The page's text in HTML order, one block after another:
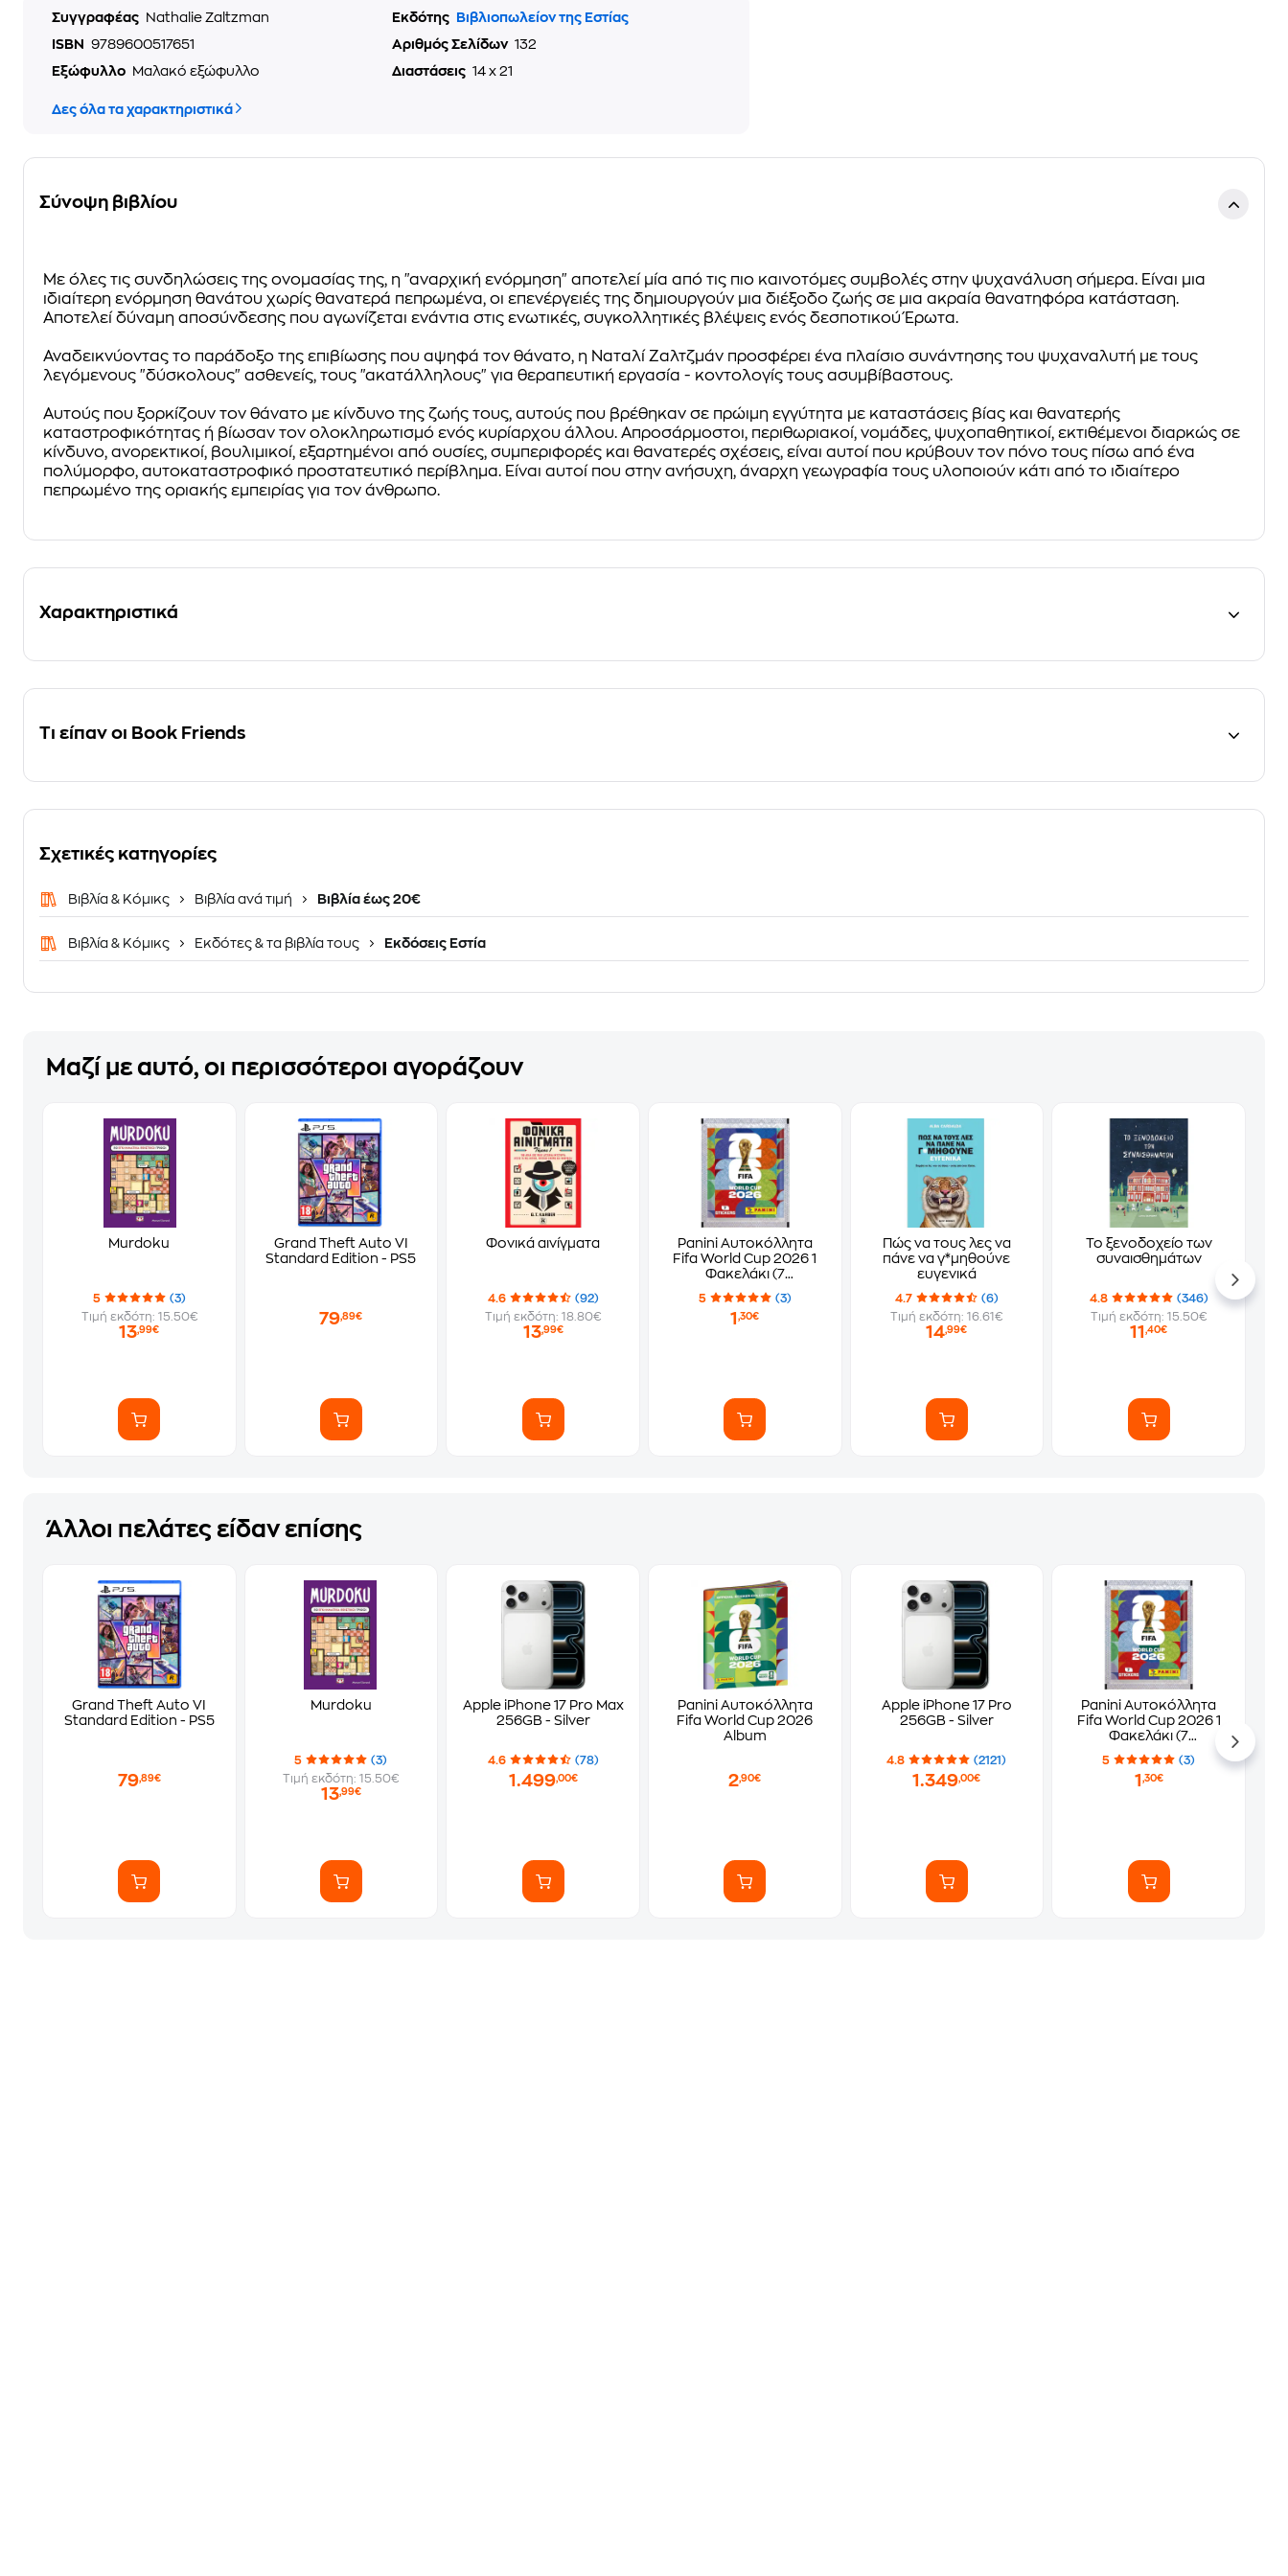
Συγγραφέας Nathalie Zaltzman Εκδότης
Βιβλιοπωλείον της Εστίας
ISBN
9789600517651 Αριθμός Σελίδων 132
Εξώφυλλο
Μαλακό εξώφυλλο Διαστάσεις 14 x 21
Δες όλα τα χαρακτηριστικά
Σύνοψη βιβλίου
Με όλες τις συνδηλώσεις της ονομασίας της, η "αναρχική ενόρμηση" αποτελεί μία από τις πιο καινοτόμες συμβολές στην ψυχανάλυση σήμερα. Είναι μια
ιδιαίτερη ενόρμηση θανάτου χωρίς θανατερά πεπρωμένα, οι επενέργειές της δημιουργούν μια διέξοδο ζωής σε μια ακραία θανατηφόρα κατάσταση.
Αποτελεί δύναμη αποσύνδεσης που αγωνίζεται ενάντια στις ενωτικές, συγκολλητικές βλέψεις ενός δεσποτικού Έρωτα.
Αναδεικνύοντας το παράδοξο της επιβίωσης που αψηφά τον θάνατο, η Ναταλί Ζαλτζμάν προσφέρει ένα πλαίσιο συνάντησης του ψυχαναλυτή με τους
λεγόμενους "δύσκολους" ασθενείς, τους "ακατάλληλους" για θεραπευτική εργασία - κοντολογίς τους ασυμβίβαστους.
Αυτούς που ξορκίζουν τον θάνατο με κίνδυνο της ζωής τους, αυτούς που βρέθηκαν σε πρώιμη εγγύτητα με καταστάσεις βίας και θανατερής
καταστροφικότητας ή βίωσαν τον ολοκληρωτισμό ενός κυρίαρχου άλλου. Απροσάρμοστοι, περιθωριακοί, νομάδες, ψυχοπαθητικοί, εκτιθέμενοι διαρκώς σε
κίνδυνο, ανορεκτικοί, βουλιμικοί, εξαρτημένοι από ουσίες, συμπεριφορές και θανατερές σχέσεις, είναι αυτοί που κρύβουν τον πόνο τους πίσω από ένα
πολύμορφο, αυτοκαταστροφικό προστατευτικό περίβλημα. Είναι αυτοί που στην ανήσυχη, άναρχη γεωγραφία τους υλοποιούν κάτι από το ιδιαίτερο
πεπρωμένο της οριακής εμπειρίας για τον άνθρωπο.
Χαρακτηριστικά
Τι είπαν οι Book Friends
Σχετικές κατηγορίες
Βιβλία & Κόμικς Βιβλία ανά τιμή Βιβλία έως 20€
Βιβλία & Κόμικς Εκδότες & τα βιβλία τους Εκδόσεις Εστία
Μαζί με αυτό, οι περισσότεροι αγοράζουν
Murdoku
5
(3)
Τιμή εκδότη: 15.50€
13,99€
Grand Theft Auto VI
Standard Edition - PS5
79,89€
Φονικά αινίγματα
4.6
(92)
Τιμή εκδότη: 18.80€
13,99€
Panini Αυτοκόλλητα
Fifa World Cup 2026 1
Φακελάκι (7
Αυτοκόλλητα)
5 (3)
1,30€
Πώς να τους λες να
πάνε να γ*μηθούνε
ευγενικά
4.7
(6)
Τιμή εκδότη: 16.61€
14,99€
Το ξενοδοχείο των
συναισθημάτων
4.8
(346)
Τιμή εκδότη: 15.50€
11,40€
Άλλοι πελάτες είδαν επίσης
Grand Theft Auto VI
Standard Edition - PS5
79,89€
Murdoku
5
(3)
Τιμή εκδότη: 15.50€
13,99€
Apple iPhone 17 Pro Max
256GB - Silver
4.6 (78)
1.499,00€
Panini Αυτοκόλλητα
Fifa World Cup 2026
Album
2,90€
Apple iPhone 17 Pro
256GB - Silver
4.8 (2121)
1.349,00€
Panini Αυτοκόλλητα
Fifa World Cup 2026 1
Φακελάκι (7
Αυτοκόλλητα)
5 (3)
1 ,30€